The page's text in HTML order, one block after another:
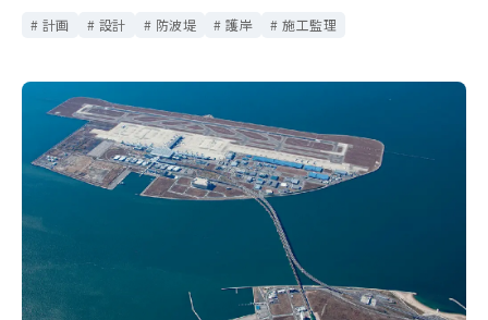
計画 設計 防波堤 護岸 施工監理